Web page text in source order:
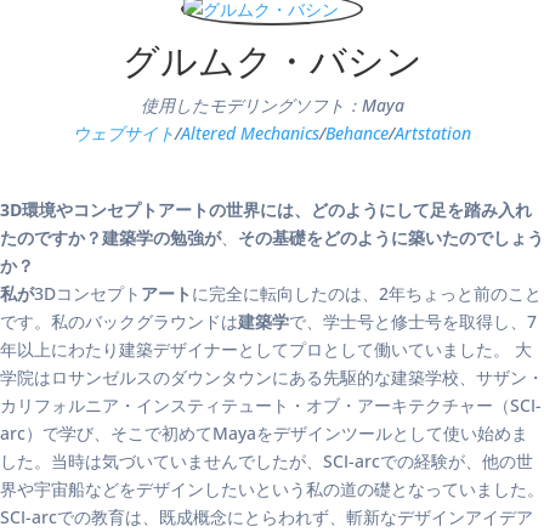
グルムク・バシン
使用したモデリングソフト：Maya
ウェブサイト/Altered Mechanics/Behance/Artstation
3D環境やコンセプトアートの世界には、どのようにして足を踏み入れ
たのですか？建築学の勉強が、 その基礎をどのように築いたのでしょう
か？
私が3Dコンセプト アート に完全に転向したのは、2年ちょっと前のこと
です。私のバックグラウンドは建築学で、学士号と修士号を取得し、7
年以上にわたり建築デザイナーとしてプロとして働いていました。 大
学院はロサンゼルスのダウンタウンにある先駆的な建築学校、サザン・
カリフォルニア・インスティテュート・オブ・アーキテクチャー（SCI-
arc）で学び、そこで初めてMayaをデザインツールとして使い始めま
した。当時は気づいていませんでしたが、SCI-arcでの経験が、他の世
界や宇宙船などをデザインしたいという私の道の礎となっていました。
SCI-arcでの教育は、既成概念にとらわれず、斬新なデザインアイデア